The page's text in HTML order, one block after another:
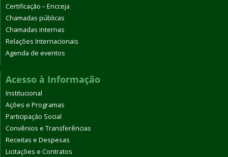
Certificação – Encceja
Chamadas públicas
Chamadas internas
Relações Internacionais
Agenda de eventos
Acesso à Informação
Institucional
Ações e Programas
Participação Social
Convênios e Transferências
Receitas e Despesas
Licitações e Contratos